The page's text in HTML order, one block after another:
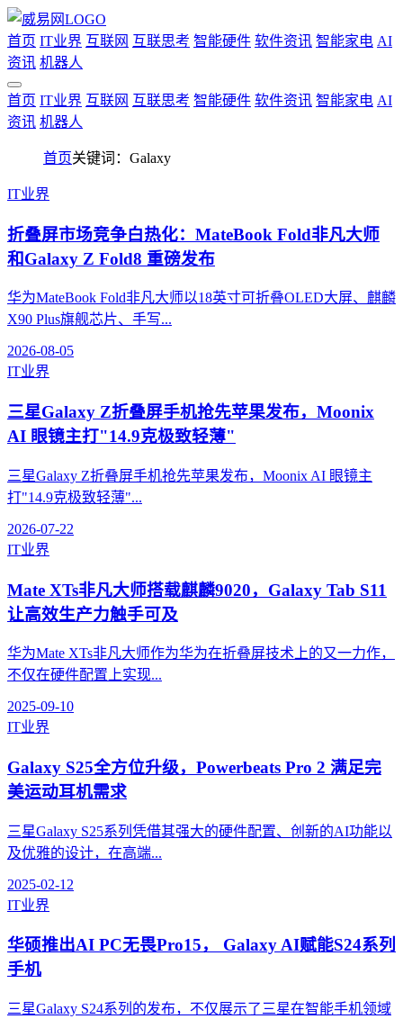
首页 IT业界 互联网 互联思考 智能硬件 软件资讯 智能家电 AI
资讯 机器人
首页 IT业界 互联网 互联思考 智能硬件 软件资讯 智能家电 AI
资讯 机器人
首页关键词：Galaxy
IT业界
折叠屏市场竞争白热化：MateBook Fold非凡大师
和Galaxy Z Fold8 重磅发布
华为MateBook Fold非凡大师以18英寸可折叠OLED大屏、麒麟
X90 Plus旗舰芯片、手写...
2026-08-05
IT业界
三星Galaxy Z折叠屏手机抢先苹果发布，Moonix
AI 眼镜主打"14.9克极致轻薄"
三星Galaxy Z折叠屏手机抢先苹果发布，Moonix AI 眼镜主
打"14.9克极致轻薄"...
2026-07-22
IT业界
Mate XTs非凡大师搭载麒麟9020，Galaxy Tab S11
让高效生产力触手可及
华为Mate XTs非凡大师作为华为在折叠屏技术上的又一力作，
不仅在硬件配置上实现...
2025-09-10
IT业界
Galaxy S25全方位升级，Powerbeats Pro 2 满足完
美运动耳机需求
三星Galaxy S25系列凭借其强大的硬件配置、创新的AI功能以
及优雅的设计，在高端...
2025-02-12
IT业界
华硕推出AI PC无畏Pro15， Galaxy AI赋能S24系列
手机
三星Galaxy S24系列的发布，不仅展示了三星在智能手机领域